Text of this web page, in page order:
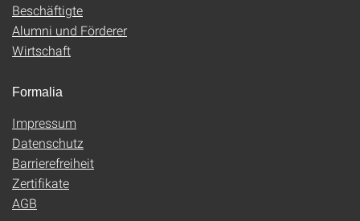
Beschäftigte
Alumni und Förderer
Wirtschaft
Formalia
Impressum
Datenschutz
Barrierefreiheit
Zertifikate
AGB